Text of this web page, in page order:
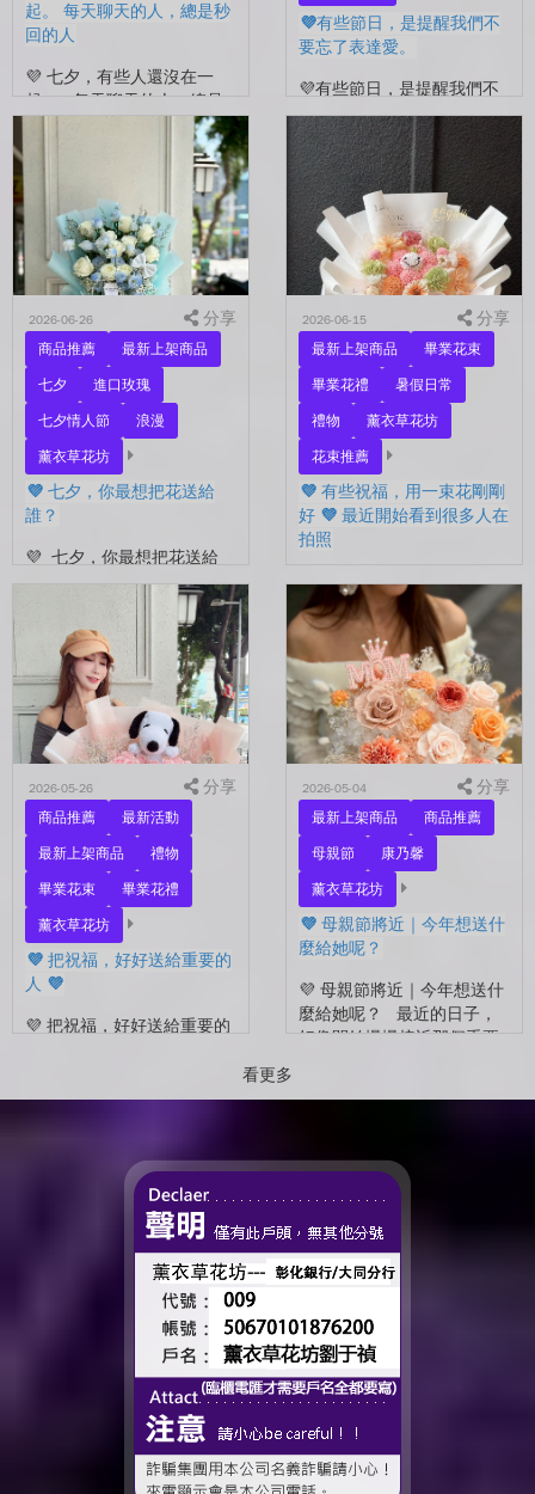
起。 每天聊天的人，總是秒
回的人
💜 七夕，有些人還沒在一
起。 每天聊天的人，總是
秒回的人， 會記得你愛喝什
麼、喜歡什麼的人。 你們
沒有說過喜歡，卻早已習慣
彼此存在。 七夕快到...
💜有些節日，是提醒我們不
要忘了表達愛。
💜有些節日，是提醒我們不
要忘了表達愛。 平常的日
子，總是忙著工作、忙著生
活。 那些想說的謝謝、想
說的辛苦了、想說的我愛
你。 常常就這樣，留到了
下...
2026-06-26 分享
商品推薦
最新上架商品
七夕
進口玫瑰
七夕情人節
浪漫
薰衣草花坊
💜 七夕，你最想把花送給
誰？
💜 七夕，你最想把花送給
誰？ 是陪你走過每一天的
另一半，是一直默默支持你
的家人，還是那個努力生活
的自己？ 花，不一定要等
到特別的人才能收到。...
2026-06-15 分享
最新上架商品
畢業花束
畢業花禮
暑假日常
禮物
薰衣草花坊
花束推薦
💜 有些祝福，用一束花剛剛
好 💜 最近開始看到很多人在
拍照
💜 有些祝福，用一束花剛剛
好 💜 最近開始看到很多人
在拍照📷 穿著學士服、抱著
花束，笑著紀錄這段重要的
時光🤍 一路走到現在，一
定有很多不容易。 熬過考
試...
2026-05-26 分享
商品推薦
最新活動
最新上架商品
禮物
畢業花束
畢業花禮
薰衣草花坊
💜 把祝福，好好送給重要的
人 💜
💜 把祝福，好好送給重要的
很多，準備往下一段生活前
2026-05-04 分享
最新上架商品
商品推薦
母親節
康乃馨
薰衣草花坊
💜 母親節將近｜今年想送什
麼給她呢？
💜 母親節將近｜今年想送什
麼給她呢？ 最近的日子，
好像開始慢慢接近那個重要
看更多